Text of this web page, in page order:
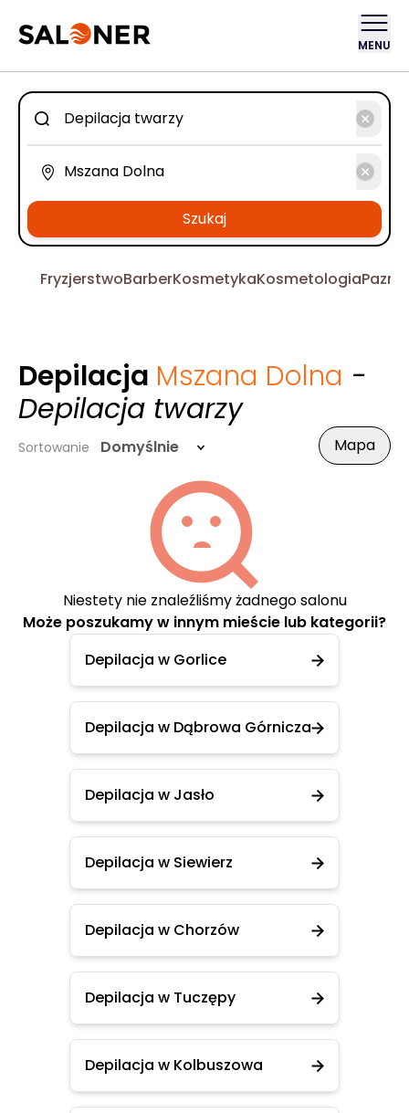
MENU
Szukaj
FryzjerstwoBarberKosmetykaKosmetologia
Depilacja Mszana Dolna -
Depilacja twarzy
Sortowanie Domyślnie Mapa
Niestety nie znaleźliśmy żadnego salonu
Może poszukamy w innym mieście lub kategorii?
Depilacja w Gorlice
Depilacja w Dąbrowa Górnicza
Depilacja w Jasło
Depilacja w Siewierz
Depilacja w Chorzów
Depilacja w Tuczępy
Depilacja w Kolbuszowa